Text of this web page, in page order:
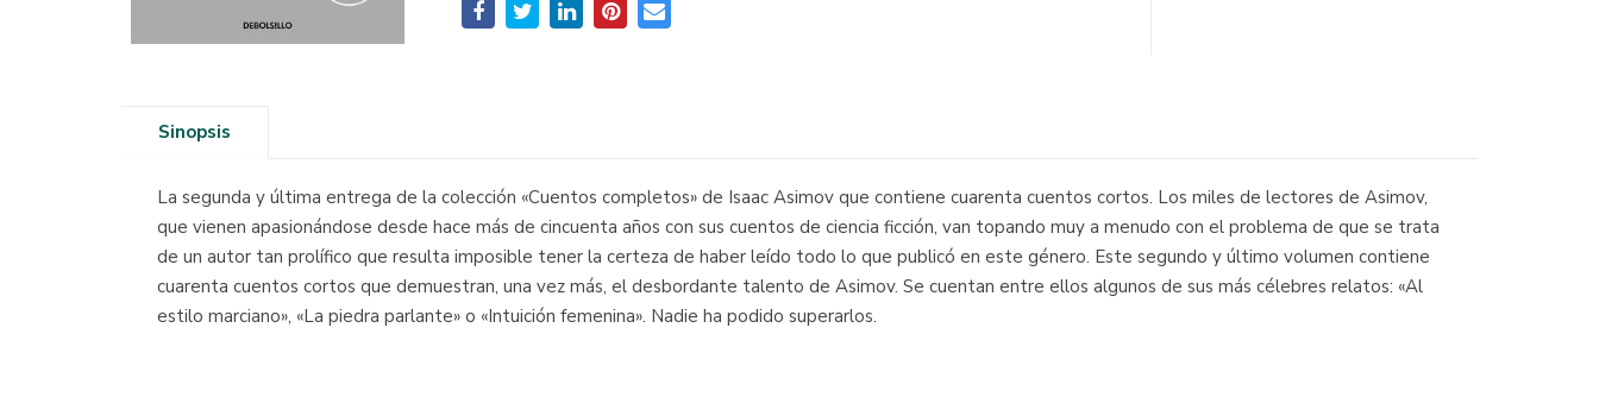
Sinopsis
La segunda y última entrega de la colección «Cuentos completos» de Isaac Asimov que contiene cuarenta cuentos cortos. Los miles de lectores de Asimov,
que vienen apasionándose desde hace más de cincuenta años con sus cuentos de ciencia ficción, van topando muy a menudo con el problema de que se trata
de un autor tan prolífico que resulta imposible tener la certeza de haber leído todo lo que publicó en este género. Este segundo y último volumen contiene
cuarenta cuentos cortos que demuestran, una vez más, el desbordante talento de Asimov. Se cuentan entre ellos algunos de sus más célebres relatos: «Al
estilo marciano», «La piedra parlante» o «Intuición femenina». Nadie ha podido superarlos.